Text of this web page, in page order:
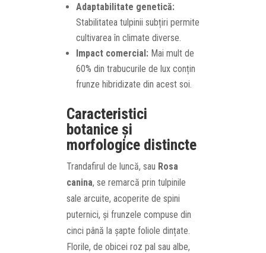
Adaptabilitate genetică:
Stabilitatea tulpinii subțiri permite
cultivarea în climate diverse.
Impact comercial: Mai mult de
60% din trabucurile de lux conțin
frunze hibridizate din acest soi.
Caracteristici
botanice și
morfologice distincte
Trandafirul de luncă, sau Rosa
canina, se remarcă prin tulpinile
sale arcuite, acoperite de spini
puternici, și frunzele compuse din
cinci până la șapte foliole dințate.
Florile, de obicei roz pal sau albe,